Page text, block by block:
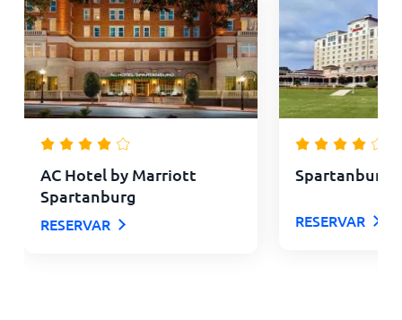
AC Hotel by Marriott
Spartanburg
RESERVAR
Spartanburg
RESERVAR